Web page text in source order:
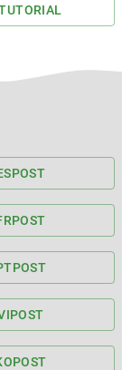
POST
POST
POST
POST
POST